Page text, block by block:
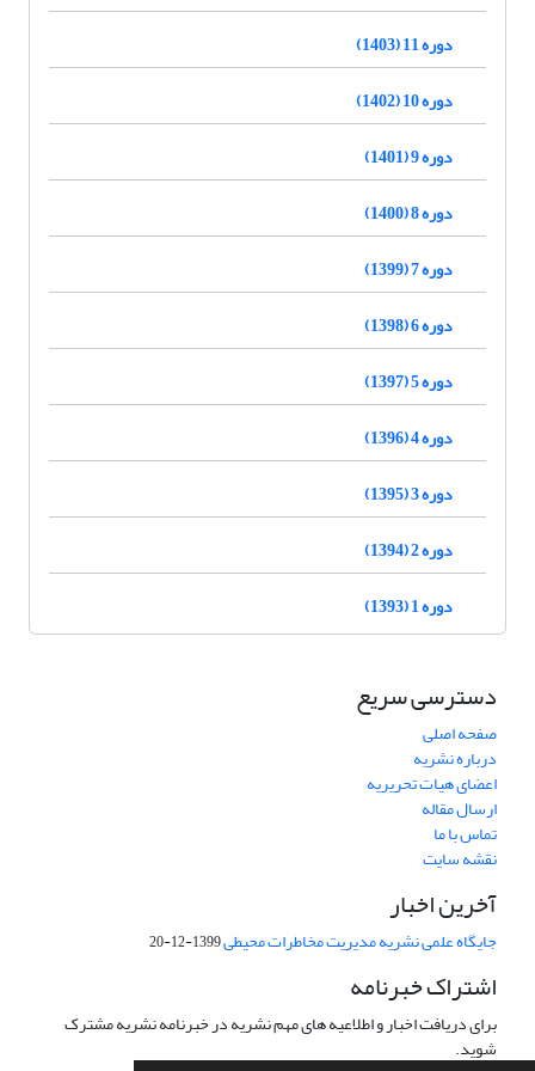
دوره 11 (1403)
دوره 10 (1402)
دوره 9 (1401)
دوره 8 (1400)
دوره 7 (1399)
دوره 6 (1398)
دوره 5 (1397)
دوره 4 (1396)
دوره 3 (1395)
دوره 2 (1394)
دوره 1 (1393)
دسترسی سریع
صفحه اصلی
درباره نشریه
اعضای هیات تحریریه
ارسال مقاله
تماس با ما
نقشه سایت
آخرین اخبار
جایگاه علمی نشریه مدیریت مخاطرات محیطی1399-12-20
اشتراک خبرنامه
برای دریافت اخبار و اطلاعیه های مهم نشریه در خبرنامه نشریه مشترک
شوید.